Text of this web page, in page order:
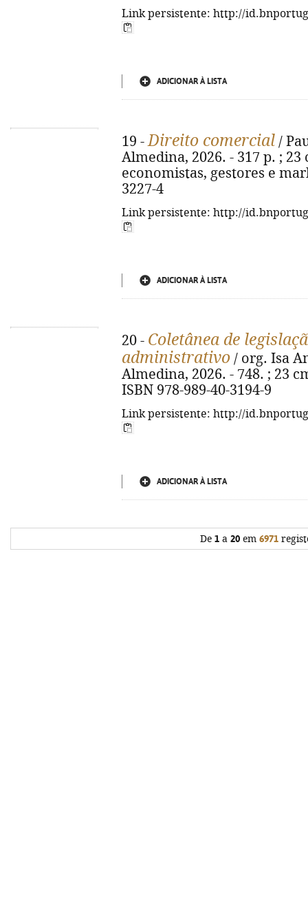
Link persistente: http://
ADICIONAR À LISTA
19 -Direito comercial /
Almedina, 2026. - 317 p. ;
economistas, gestores e
3227-4
Link persistente: http://
ADICIONAR À LISTA
20 - Coletânea de
administrativo / org. Isa
Almedina, 2026. - 748. ; 23
ISBN 978-989-40-3194-9
Link persistente: http://
ADICIONAR À LISTA
De 1a 20em 6971